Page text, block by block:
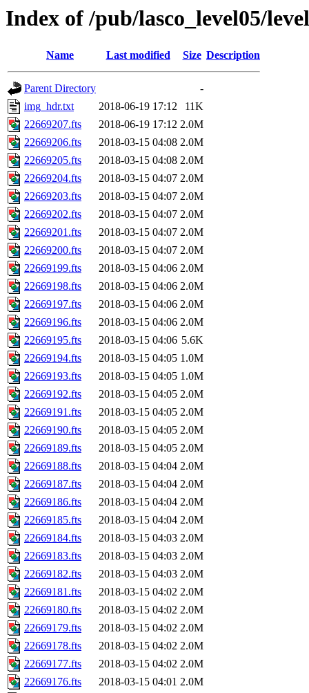
Index of /pub/lasco_level05/
Name Last modified Size Description
Parent Directory
-
img_hdr.txt
2018-06-19 17:12
11K
22669207.fts
2018-06-19 17:12 2.0M
22669206.fts
2018-03-15 04:08 2.0M
22669205.fts
2018-03-15 04:08 2.0M
22669204.fts
2018-03-15 04:07 2.0M
22669203.fts
2018-03-15 04:07 2.0M
22669202.fts
2018-03-15 04:07 2.0M
22669201.fts
2018-03-15 04:07 2.0M
22669200.fts
2018-03-15 04:07 2.0M
22669199.fts
2018-03-15 04:06 2.0M
22669198.fts
2018-03-15 04:06 2.0M
22669197.fts
2018-03-15 04:06 2.0M
22669196.fts
2018-03-15 04:06 2.0M
22669195.fts
2018-03-15 04:06 5.6K
22669194.fts
2018-03-15 04:05 1.0M
22669193.fts
2018-03-15 04:05 1.0M
22669192.fts
2018-03-15 04:05 2.0M
22669191.fts
2018-03-15 04:05 2.0M
22669190.fts
2018-03-15 04:05 2.0M
22669189.fts
2018-03-15 04:05 2.0M
22669188.fts
2018-03-15 04:04 2.0M
22669187.fts
2018-03-15 04:04 2.0M
22669186.fts
2018-03-15 04:04 2.0M
22669185.fts
2018-03-15 04:04 2.0M
22669184.fts
2018-03-15 04:03 2.0M
22669183.fts
2018-03-15 04:03 2.0M
22669182.fts
2018-03-15 04:03 2.0M
22669181.fts
2018-03-15 04:02 2.0M
22669180.fts
2018-03-15 04:02 2.0M
22669179.fts
2018-03-15 04:02 2.0M
22669178.fts
2018-03-15 04:02 2.0M
22669177.fts
2018-03-15 04:02 2.0M
22669176.fts
2018-03-15 04:01 2.0M